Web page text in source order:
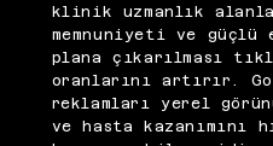
klinik uzmanlık
memnuniyeti ve güçlü
plana çıkarılması
oranlarını artırır.
reklamları yerel
ve hasta